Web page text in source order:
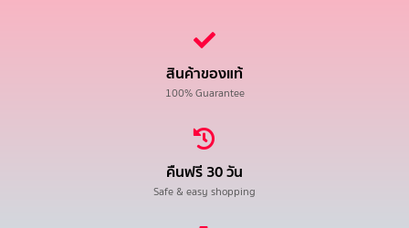
สินค้าของแท้
100% Guarantee
คืนฟรี 30 วัน
Safe & easy shopping